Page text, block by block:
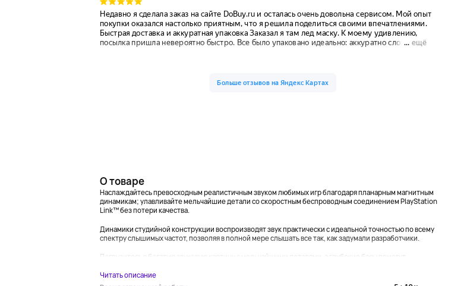
О товаре
Наслаждайтесь превосходным реалистичным звуком любимых игр благодаря планарным магнитным
динамикам; улавливайте мельчайшие детали со скоростным беспроводным соединением PlayStation
Link™ без потери качества.
Динамики студийной конструкции воспроизводят звук практически с идеальной точностью по всему
спектру слышимых частот, позволяя в полной мере слышать все так, как задумали разработчики.
Погрузитесь в богатую звуковую картину с мельчайшими деталями, а глубокие басы помогут...
Читать описание